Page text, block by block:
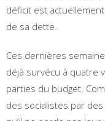
déficit est
de sa dette.
Ces dernières
déjà survécu à quatre
parties du budget.
des socialistes par